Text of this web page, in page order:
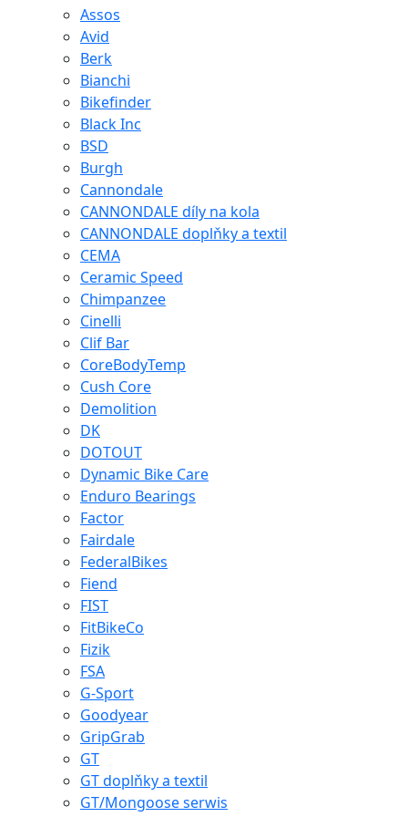
Assos
Avid
Berk
Bianchi
Bikefinder
Black Inc
BSD
Burgh
Cannondale
CANNONDALE díly na kola
CANNONDALE doplňky a textil
CEMA
Ceramic Speed
Chimpanzee
Cinelli
Clif Bar
CoreBodyTemp
Cush Core
Demolition
DK
DOTOUT
Dynamic Bike Care
Enduro Bearings
Factor
Fairdale
FederalBikes
Fiend
FIST
FitBikeCo
Fizik
FSA
G-Sport
Goodyear
GripGrab
GT
GT doplňky a textil
GT/Mongoose serwis